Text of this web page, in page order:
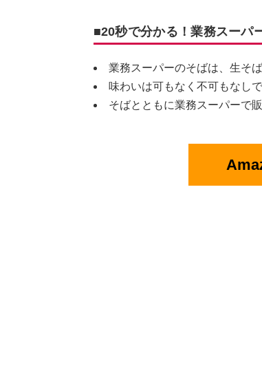
■20秒で分かる！業務スーパ
業務スーパーのそばは、生そ
味わいは可もなく不可もなし
そばとともに業務スーパーで